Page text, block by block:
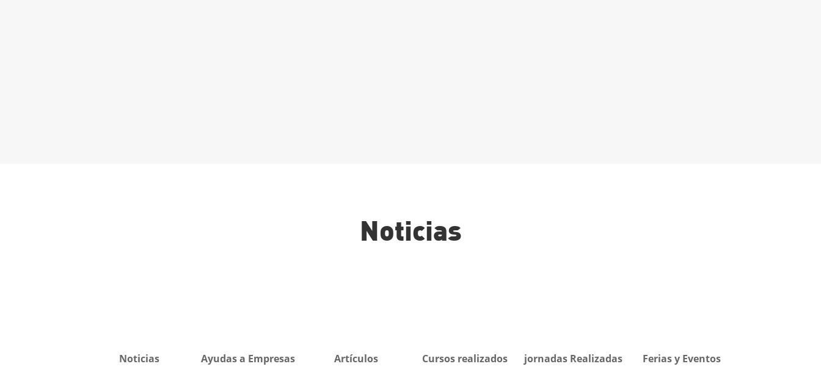
Noticias
Noticias Ayudas a Empresas Artículos Cursos realizados jornadas Realizadas Ferias y Eventos